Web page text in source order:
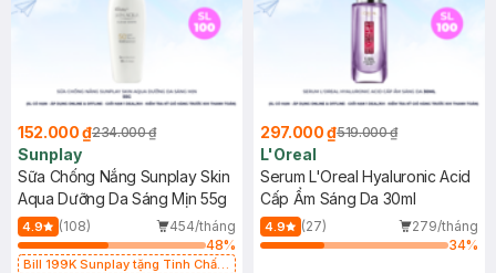
152.000 ₫234.000 ₫
Sunplay
Sữa Chống Nắng Sunplay Skin
Aqua Dưỡng Da Sáng Mịn 55g
4.9 (108)
454/tháng
48%
Bill 199K Sunplay tặng Tinh Chất
297.000 ₫519.000 ₫
L'Oreal
Serum L'Oreal Hyaluronic Acid
Cấp Ẩm Sáng Da 30ml
4.9 (27)
279/tháng
34%